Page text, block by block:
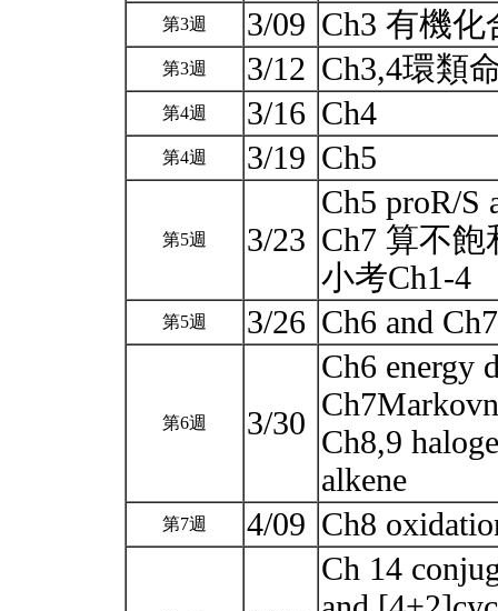
第3週 3/09 Ch3 有機
第3週 3/12 Ch3,4環類
第4週 3/16 Ch4
第4週 3/19 Ch5
第5週 3/23
Ch5 proR/S
Ch7 算不飽
小考Ch1-4
第5週 3/26 Ch6 and
第6週 3/30
Ch6 energy
Ch8,9
alkene
第7週 4/09 Ch8
Ch 14